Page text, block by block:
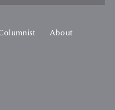
About